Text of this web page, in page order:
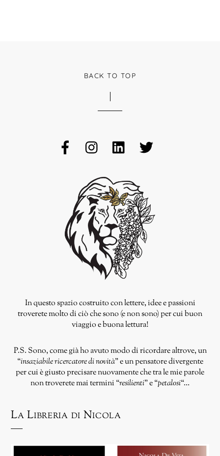
BACK TO TOP
In questo spazio costruito con lettere, idee e passioni
troverete molto di ciò che sono (e non sono) per cui buon
viaggio e buona lettura!
P.S. Sono, come già ho avuto modo di ricordare altrove, un
“insaziabile ricercatore di novità” e un pensatore divergente
per cui è giusto precisare nuovamente che tra le mie parole
non troverete mai termini “resilienti” e “petalosi“…
La Libreria di Nicola